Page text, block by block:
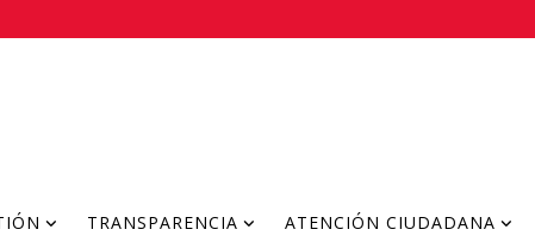
TRANSPARENCIA ATENCIÓN CIUDADANA